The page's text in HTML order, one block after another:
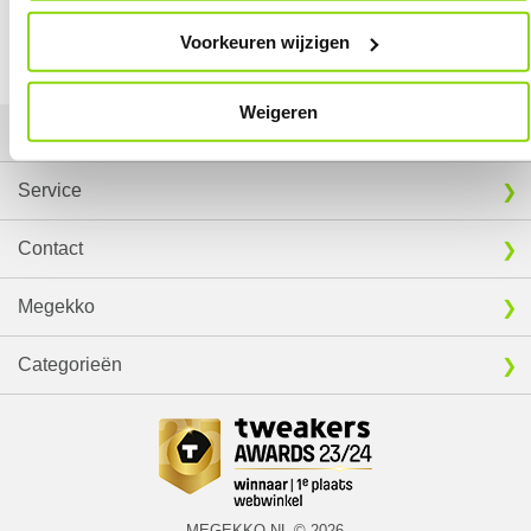
Voorkeuren wijzigen
Weigeren
EXTRA INFORMATIE
Download specificatie sheet
Vergelijk product Vergelijk product
Service
Contact
Megekko
Categorieën